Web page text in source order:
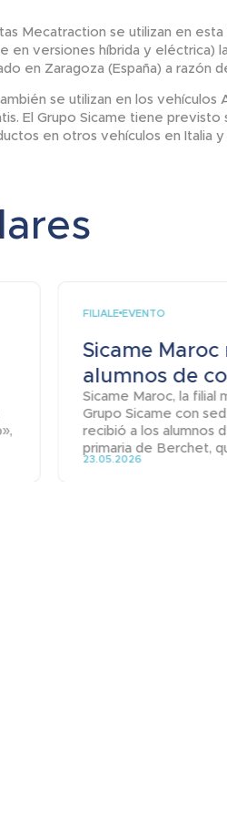
Mecatraction se utilizan en
en versiones híbrida y eléctrica)
en Zaragoza (España) a razón
se utilizan en los vehículos
El Grupo Sicame tiene
en otros vehículos en Italia
FILIALE EVENTO
Sicame Maroc
alumnos de
Sicame Maroc, la filial
Grupo Sicame con
recibió a los alumnos
primaria de Berchet,
23.05.2026